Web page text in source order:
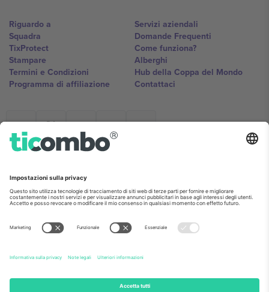
Riguardo a
Squadra
TixProtect
Stampare
Termini e Condizioni
Programma di affiliazione
Servizi aziendali
Domande Frequenti
Come funziona?
Alberghi
Hub della Coppa del Mondo
Contattaci
Ticombo Italia
Mimi Balkanska 132, 1540, Sofia,
base alla località, all'evento e/o al dominio. Per i dettagli controlla la
pagina specifica dell'evento, l'impronta e i termini.,